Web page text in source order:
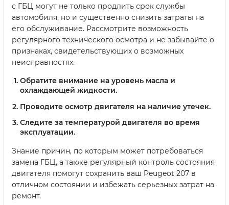
с ГБЦ могут не только продлить срок службы
автомобиля, но и существенно снизить затраты на
его обслуживание. Рассмотрите возможность
регулярного технического осмотра и не забывайте о
признаках, свидетельствующих о возможных
неисправностях.
Обратите внимание на уровень масла и
охлаждающей жидкости.
Проводите осмотр двигателя на наличие утечек.
Следите за температурой двигателя во время
эксплуатации.
Знание причин, по которым может потребоваться
замена ГБЦ, а также регулярный контроль состояния
двигателя помогут сохранить ваш Peugeot 207 в
отличном состоянии и избежать серьезных затрат на
ремонт.